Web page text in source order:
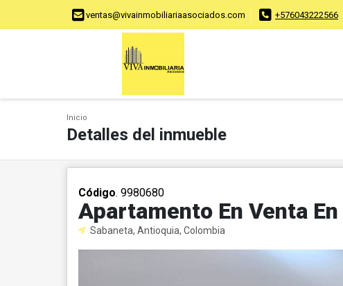
ventas@vivainmobiliariaasociados.com +576043222566
Inicio
Detalles del inmueble
Código. 9980680
Apartamento En Venta
Sabaneta, Antioquia, Colombia